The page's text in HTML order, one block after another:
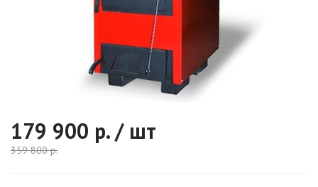
179 900 р. / шт
359 800р.